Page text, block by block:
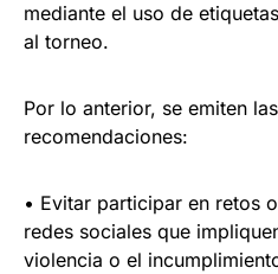
mediante el uso de
al torneo.
Por lo anterior, se emiten
recomendaciones:
• Evitar participar en retos
redes sociales que
violencia o el